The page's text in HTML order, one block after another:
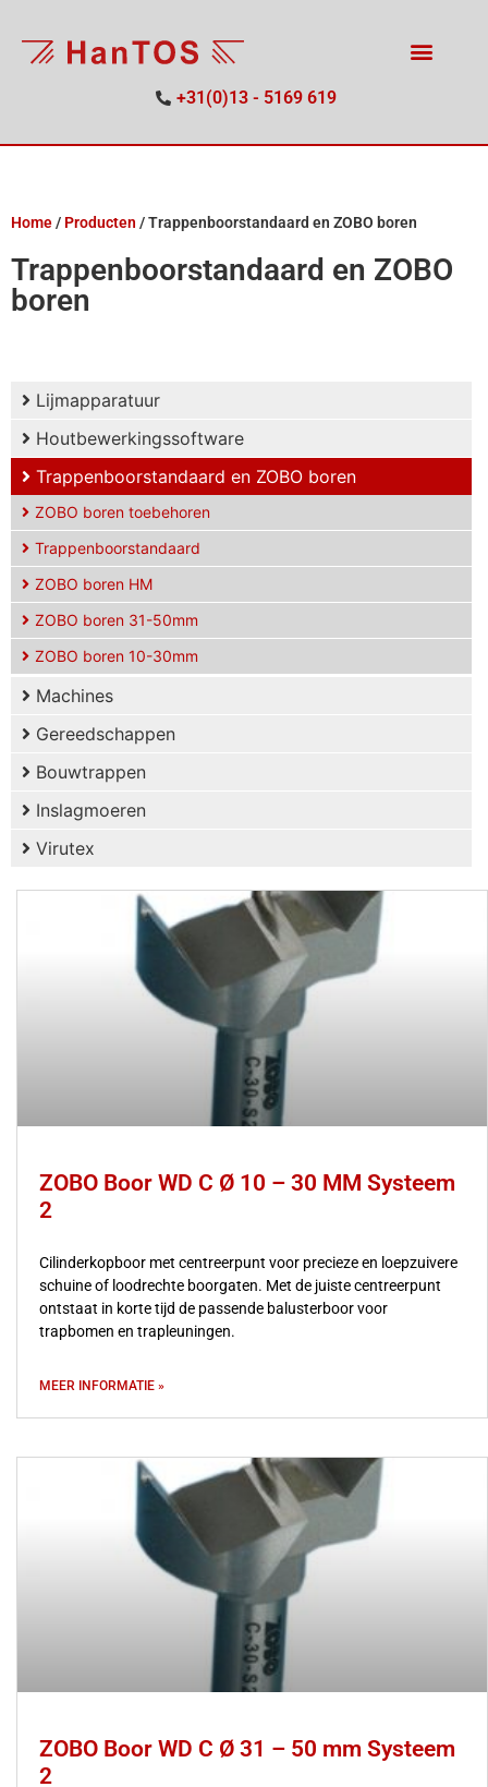
+31(0)13 - 5169 619
Home/ Producten /Trappenboorstandaard en ZOBO boren
Trappenboorstandaard en ZOBO
boren
Lijmapparatuur
Houtbewerkingssoftware
Trappenboorstandaard en ZOBO boren
ZOBO boren toebehoren
Trappenboorstandaard
ZOBO boren HM
ZOBO boren 31-50mm
ZOBO boren 10-30mm
Machines
Gereedschappen
Bouwtrappen
Inslagmoeren
Virutex
ZOBO Boor WD C Ø 10 – 30 MM Systeem
2
Cilinderkopboor met centreerpunt voor precieze en loepzuivere
schuine of loodrechte boorgaten. Met de juiste centreerpunt
ontstaat in korte tijd de passende balusterboor voor
trapbomen en trapleuningen.
MEER INFORMATIE »
ZOBO Boor WD C Ø 31 – 50 mm Systeem
2